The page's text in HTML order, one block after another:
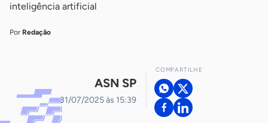
inteligência artificial
Por Redação
ASN SP
31/07/2025 às 15:39
COMPARTILHE